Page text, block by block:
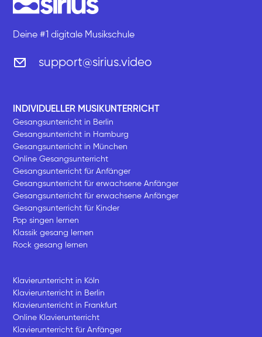
Deine #1 digitale Musikschule
support@sirius.video
INDIVIDUELLER MUSIKUNTERRICHT
Gesangsunterricht in Berlin
Gesangsunterricht in Hamburg
Gesangsunterricht in München
Online Gesangsunterricht
Gesangsunterricht für Anfänger
Gesangsunterricht für erwachsene Anfänger
Gesangsunterricht für erwachsene Anfänger
Gesangsunterricht für Kinder
Pop singen lernen
Klassik gesang lernen
Rock gesang lernen
Klavierunterricht in Köln
Klavierunterricht in Berlin
Klavierunterricht in Frankfurt
Online Klavierunterricht
Klavierunterricht für Anfänger